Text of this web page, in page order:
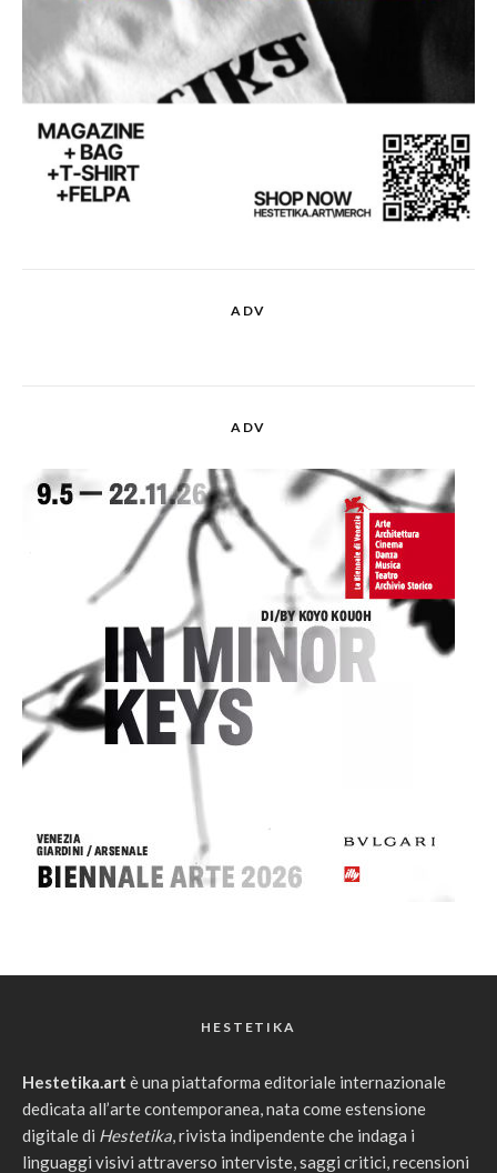
ADV
ADV
HESTETIKA
Hestetika.art è una piattaforma editoriale internazionale
dedicata all’arte contemporanea, nata come estensione
digitale di Hestetika, rivista indipendente che indaga i
linguaggi visivi attraverso interviste, saggi critici, recensioni